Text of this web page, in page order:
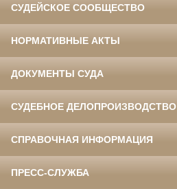
СУДЕЙСКОЕ СООБЩЕСТВО
НОРМАТИВНЫЕ АКТЫ
ДОКУМЕНТЫ СУДА
СУДЕБНОЕ ДЕЛОПРОИЗВОДСТВО
СПРАВОЧНАЯ ИНФОРМАЦИЯ
ПРЕСС-СЛУЖБА